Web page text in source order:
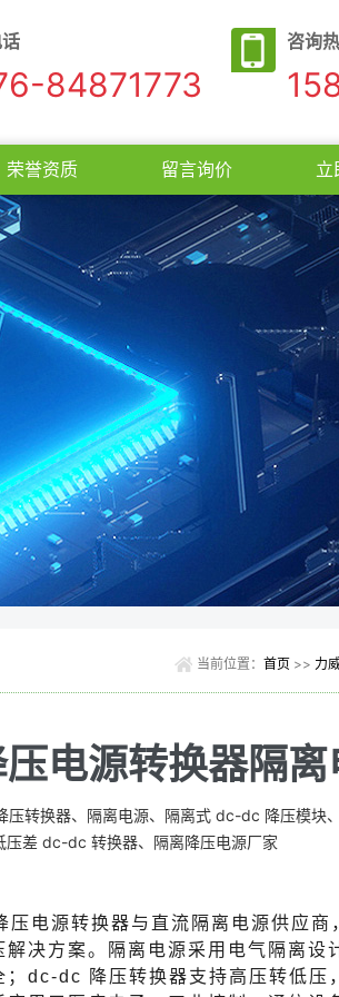
84871773
咨询
荣誉资质 留言询价 立
当前位置： 首页>> 力
电源转换器隔离
转换器、隔离电源、隔离式 dc-dc 降压模块
压差 dc-dc 转换器、隔离降压电源厂家
电源转换器与直流隔离电源供应商
解决方案。隔离电源采用电气隔离设
；dc-dc 降压转换器支持高压转低压